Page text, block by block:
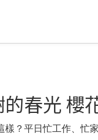
春光 櫻
樣？平日忙工作、忙